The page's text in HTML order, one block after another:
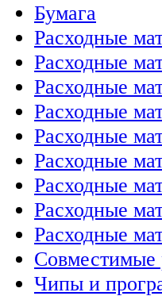
Бумага
Расходные
Расходные
Расходные
Расходные
Расходные
Расходные
Расходные
Расходные
Расходные
Совместимые
Чипы и